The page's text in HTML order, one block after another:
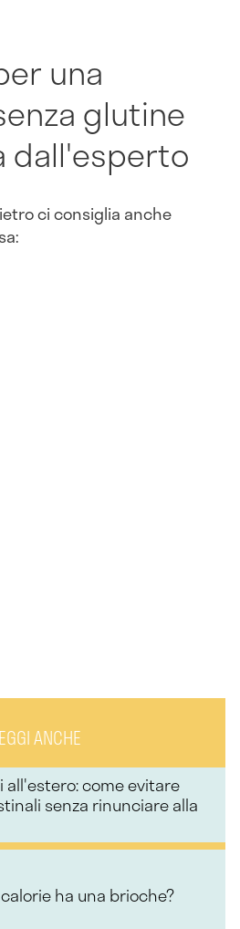
una
glutine
dall'esperto
ci consiglia anche
ANCHE
all'estero: come evitare
senza rinunciare alla
ha una brioche?